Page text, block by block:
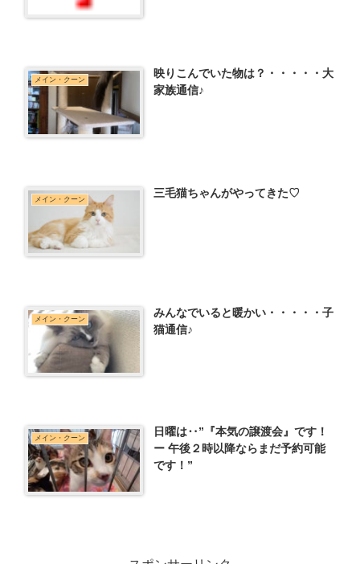
メイン・クーン
映りこんでいた物は？・・・・・大
家族通信♪
メイン・クーン 三毛猫ちゃんがやってきた♡
メイン・クーン
みんなでいると暖かい・・・・・子
猫通信♪
メイン・クーン
日曜は‥”『本気の譲渡会』です！
ー 午後２時以降ならまだ予約可能
です！”